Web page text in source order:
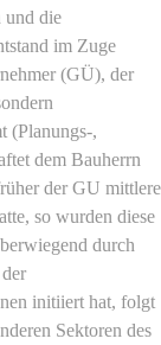
und die
im Zuge
(GÜ), der
(Planungs-,
dem Bauherrn
der GU mittlere
so wurden diese
durch
initiiert hat, folgt
Sektoren des